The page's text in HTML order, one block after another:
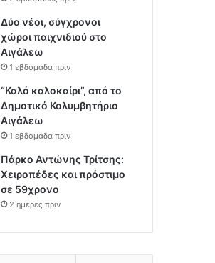
Δύο νέοι, σύγχρονοι
χώροι παιχνιδιού στο
Αιγάλεω
1 εβδομάδα πριν
“Καλό καλοκαίρι”, από το
Δημοτικό Κολυμβητήριο
Αιγάλεω
1 εβδομάδα πριν
Πάρκο Αντώνης Τρίτσης:
Χειροπέδες και πρόστιμο
σε 59χρονο
2 ημέρες πριν